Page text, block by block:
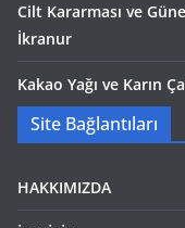
Cilt Kararması ve
İkranur
Kakao Yağı ve Karın
Site Bağlantıları
HAKKIMIZDA